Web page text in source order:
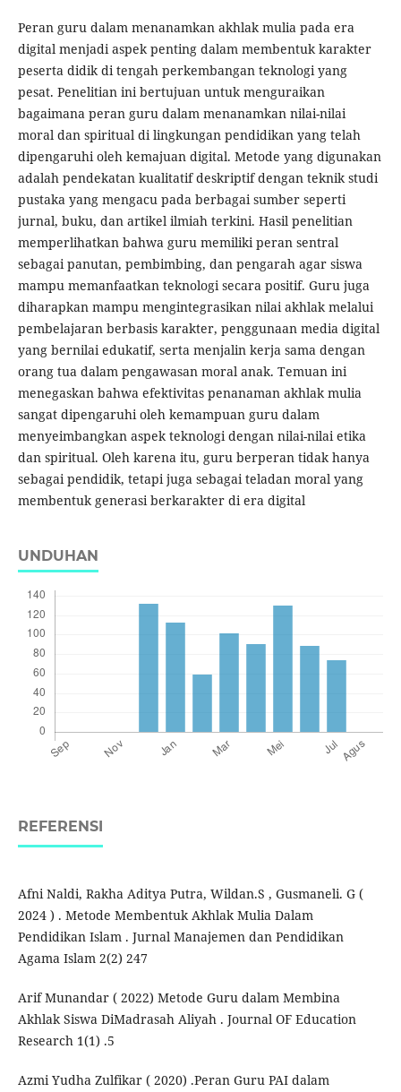
Peran guru dalam menanamkan akhlak mulia pada era
digital menjadi aspek penting dalam membentuk karakter
peserta didik di tengah perkembangan teknologi yang
pesat. Penelitian ini bertujuan untuk menguraikan
bagaimana peran guru dalam menanamkan nilai-nilai
moral dan spiritual di lingkungan pendidikan yang telah
dipengaruhi oleh kemajuan digital. Metode yang digunakan
adalah pendekatan kualitatif deskriptif dengan teknik studi
pustaka yang mengacu pada berbagai sumber seperti
jurnal, buku, dan artikel ilmiah terkini. Hasil penelitian
memperlihatkan bahwa guru memiliki peran sentral
sebagai panutan, pembimbing, dan pengarah agar siswa
mampu memanfaatkan teknologi secara positif. Guru juga
diharapkan mampu mengintegrasikan nilai akhlak melalui
pembelajaran berbasis karakter, penggunaan media digital
yang bernilai edukatif, serta menjalin kerja sama dengan
orang tua dalam pengawasan moral anak. Temuan ini
menegaskan bahwa efektivitas penanaman akhlak mulia
sangat dipengaruhi oleh kemampuan guru dalam
menyeimbangkan aspek teknologi dengan nilai-nilai etika
dan spiritual. Oleh karena itu, guru berperan tidak hanya
sebagai pendidik, tetapi juga sebagai teladan moral yang
membentuk generasi berkarakter di era digital
UNDUHAN
REFERENSI
Afni Naldi, Rakha Aditya Putra, Wildan.S , Gusmaneli. G (
2024 ) . Metode Membentuk Akhlak Mulia Dalam
Pendidikan Islam . Jurnal Manajemen dan Pendidikan
Agama Islam 2(2) 247
Arif Munandar ( 2022) Metode Guru dalam Membina
Akhlak Siswa DiMadrasah Aliyah . Journal OF Education
Research 1(1) .5
Azmi Yudha Zulfikar ( 2020) .Peran Guru PAI dalam